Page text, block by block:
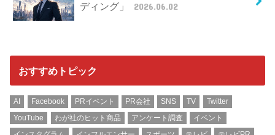
ディング」
2026.06.02
おすすめトピック
AI Facebook PRイベント PR会社 SNS TV
Twitter
YouTube
わが社のヒット商品 アンケート調査
イベント